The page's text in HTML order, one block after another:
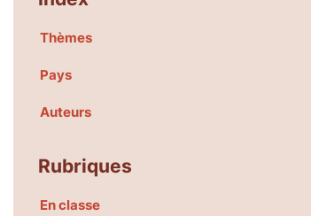
Thèmes
Pays
Auteurs
Rubriques
En classe